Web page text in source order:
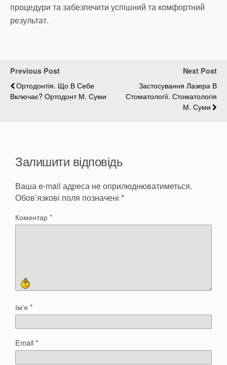
процедури та забезпечити успішний та комфортний
результат.
Previous Post
Ортодонтія. Що В Себе
Включає? Ортодонт М. Суми
Next Post
Застосування Лазера В
Стоматології. Стоматологія
М. Суми
Залишити відповідь
Ваша e-mail адреса не оприлюднюватиметься.
Обов’язкові поля позначені *
Коментар*
Ім'я *
Email*